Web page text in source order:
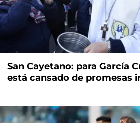
San Cayetano: para García
está cansado de promesas